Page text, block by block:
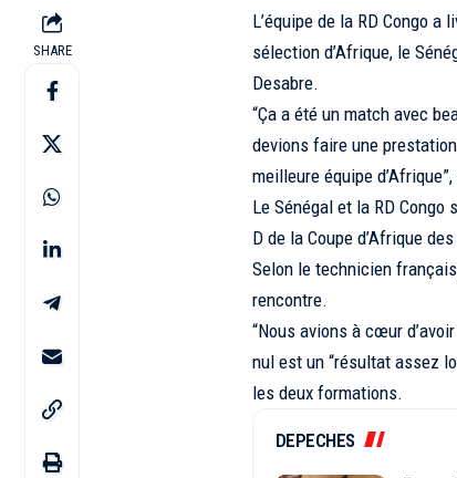
SHARE
L’équipe de la RD Congo
sélection d’Afrique, le
Desabre.
“Ça a été un match avec
devions faire une
meilleure équipe
Le Sénégal et la RD
D de la Coupe d’Afrique
Selon le technicien
rencontre.
“Nous avions à cœur
nul est un “résultat assez
les deux formations.
DEPECHES